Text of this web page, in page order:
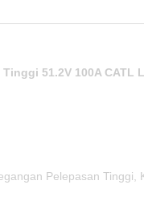
51.2V 100A
Pelepasan Tinggi,